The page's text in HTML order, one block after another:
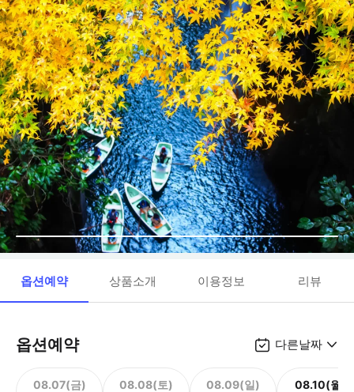
옵션예약 상품소개 이용정보 리뷰
옵션예약 다른날짜
08.07(금) 08.08(토) 08.09(일) 08.10(월)